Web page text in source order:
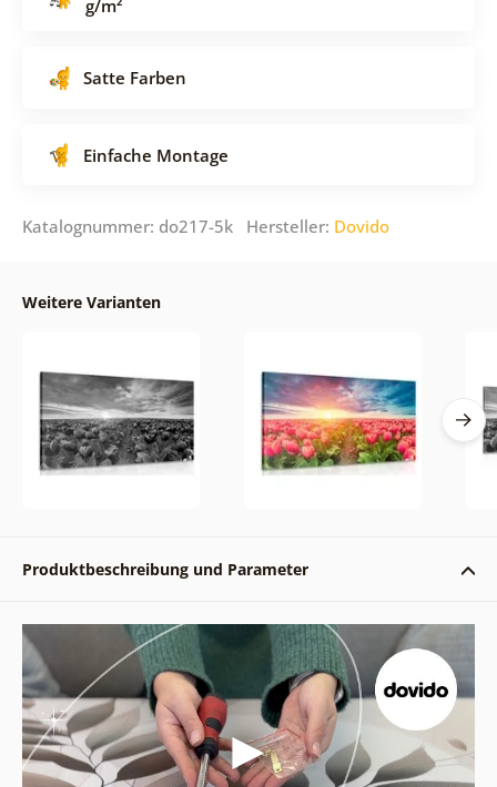
g/m²
Satte Farben
Einfache Montage
Katalognummer: do217-5k Hersteller: Dovido
Weitere Varianten
Produktbeschreibung und Parameter